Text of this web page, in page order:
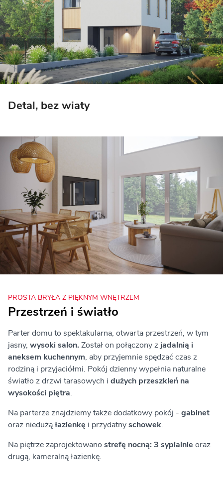
Detal, bez wiaty
PROSTA BRYŁA Z PIĘKNYM WNĘTRZEM
Przestrzeń i światło
Parter domu to spektakularna, otwarta przestrzeń, w tym
jasny, wysoki salon. Został on połączony z jadalnią i
aneksem kuchennym, aby przyjemnie spędzać czas z
rodziną i przyjaciółmi. Pokój dzienny wypełnia naturalne
światło z drzwi tarasowych i dużych przeszkleń na
wysokości piętra.
Na parterze znajdziemy także dodatkowy pokój - gabinet
oraz niedużąłazienkę i przydatnyschowek.
Na piętrze zaprojektowano strefę nocną: 3 sypialnie oraz
drugą, kameralną łazienkę.